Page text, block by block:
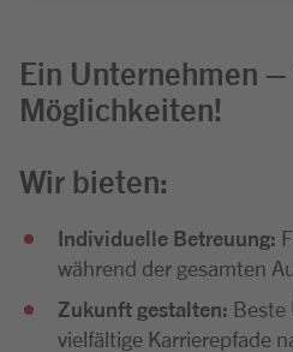
Ein Unternehmen
Möglichkeiten!
Wir bieten:
Individuelle Betreuung:
während der gesamten
Zukunft gestalten:
vielfältige Karrierepfade